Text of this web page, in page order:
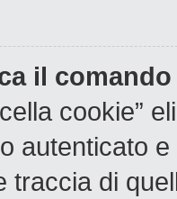
il
cookie”
autenticato
traccia di